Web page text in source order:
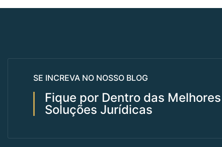
SE INCREVA NO NOSSO BLOG
Fique por Dentro das Melhores
Soluções Jurídicas